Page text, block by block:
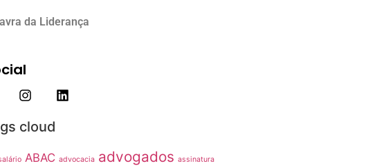
da Liderança
cloud
ABAC advocacia advogados assinatura